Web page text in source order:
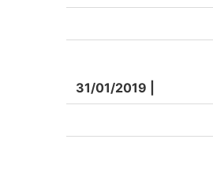
31/01/2019 |